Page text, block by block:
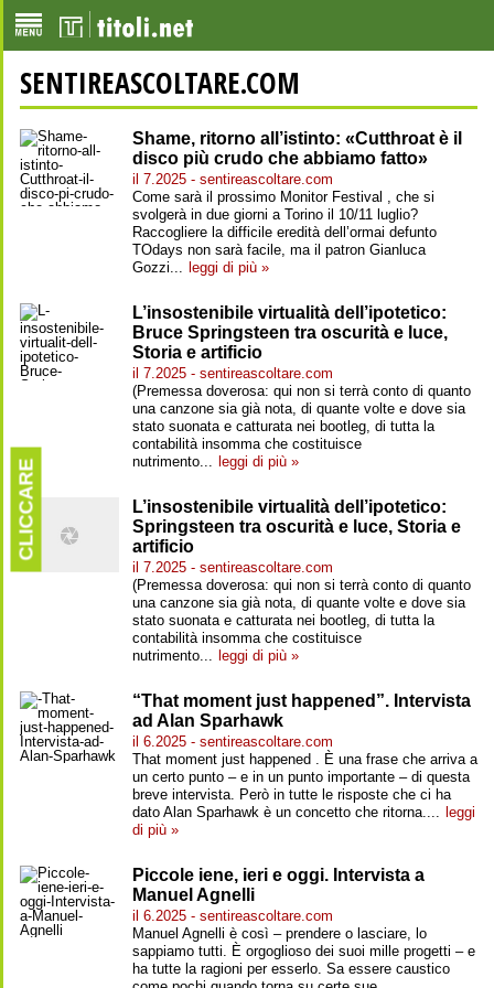
SENTIREASCOLTARE.COM
Shame, ritorno all’istinto: «Cutthroat è il
disco più crudo che abbiamo fatto»
il 7.2025 - sentireascoltare.com
Come sarà il prossimo Monitor Festival , che si
svolgerà in due giorni a Torino il 10/11 luglio?
Raccogliere la difficile eredità dell’ormai defunto
TOdays non sarà facile, ma il patron Gianluca
Gozzi... leggi di più »
L’insostenibile virtualità dell’ipotetico:
Bruce Springsteen tra oscurità e luce,
Storia e artificio
il 7.2025 - sentireascoltare.com
(Premessa doverosa: qui non si terrà conto di quanto
una canzone sia già nota, di quante volte e dove sia
stato suonata e catturata nei bootleg, di tutta la
contabilità insomma che costituisce
nutrimento... leggi di più »
L’insostenibile virtualità dell’ipotetico:
Springsteen tra oscurità e luce, Storia e
artificio
il 7.2025 - sentireascoltare.com
(Premessa doverosa: qui non si terrà conto di quanto
una canzone sia già nota, di quante volte e dove sia
stato suonata e catturata nei bootleg, di tutta la
contabilità insomma che costituisce
nutrimento... leggi di più »
“That moment just happened”. Intervista
ad Alan Sparhawk
il 6.2025 - sentireascoltare.com
That moment just happened . È una frase che arriva a
un certo punto – e in un punto importante – di questa
breve intervista. Però in tutte le risposte che ci ha
dato Alan Sparhawk è un concetto che ritorna.... leggi
di più »
Piccole iene, ieri e oggi. Intervista a
Manuel Agnelli
il 6.2025 - sentireascoltare.com
Manuel Agnelli è così – prendere o lasciare, lo
sappiamo tutti. È orgoglioso dei suoi mille progetti – e
ha tutte la ragioni per esserlo. Sa essere caustico
CLICCARE